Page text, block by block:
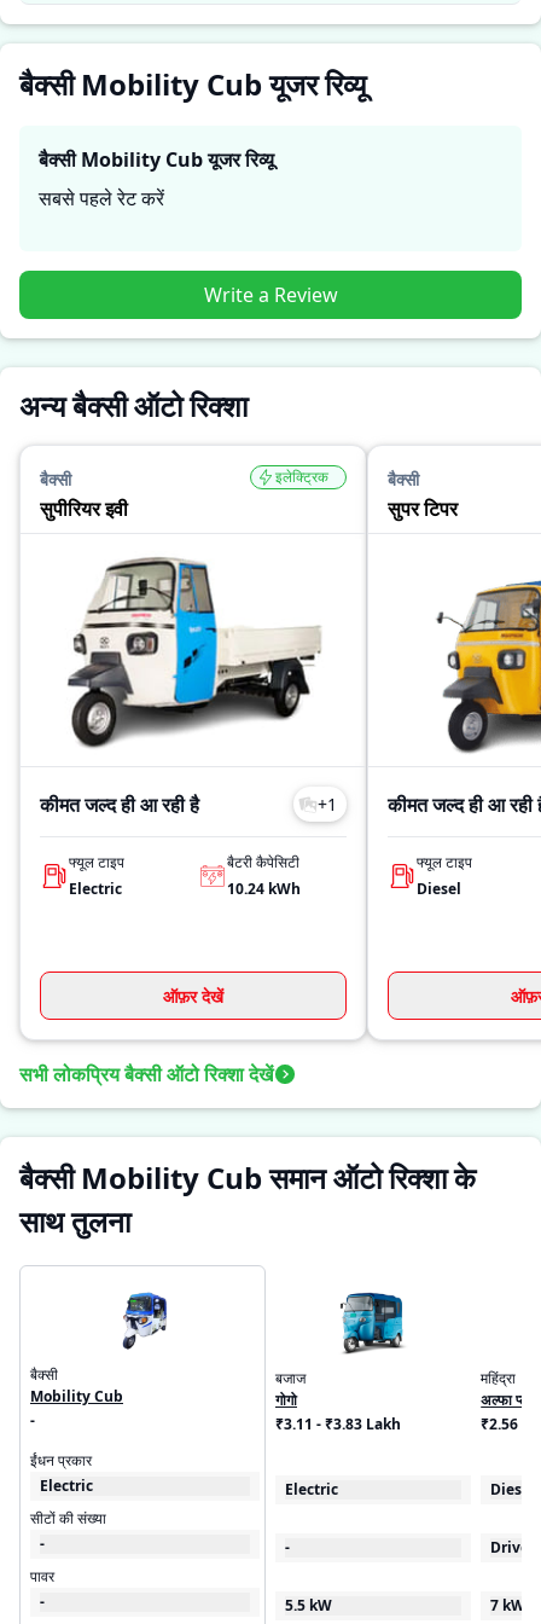
जरूरतों के लिए सही है।
बैक्सी Mobility Cub यूजर रिव्यू
बैक्सी Mobility Cubयूजर रिव्यू
सबसे पहले रेट करें
Write a Review
अन्य बैक्सी ऑटो रिक्शा
बैक्सी
सुपीरियर इवी
इलेक्ट्रिक
कीमत जल्द ही आ रही है +1
फ्यूल टाइप
Electric
बैटरी कैपेसिटी
10.24 kWh
ऑफ़र देखें
बैक्सी
सुपर टिपर
कीमत जल्द ही आ रही
फ्यूल टाइप
Diesel
सभी लोकप्रिय बैक्सी ऑटो रिक्शा देखें
बैक्सी Mobility Cub समान ऑटो रिक्शा के
साथ तुलना
बैक्सी
Mobility Cub
-
ईंधन प्रकार
Electric
सीटों की संख्या
-
पावर
-
बजाज
गोगो
₹3.11 - ₹3.83 Lakh
Electric
-
5.5 kW
महिंद्रा
अल्फा प्लस
₹2.56 -
Diesel
Driver
7 kW